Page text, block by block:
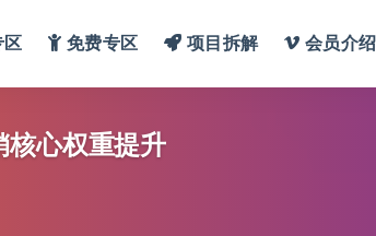
区 免费专区 项目拆解 会员介绍
核心权重提升